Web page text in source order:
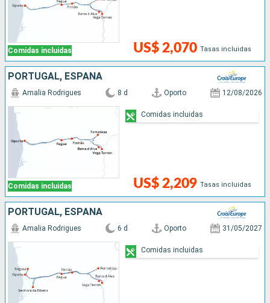
Comidas incluidas US$ 2,070 Tasas incluidas
PORTUGAL, ESPAÑA
Comidas incluidas
Amalia Rodrigues 8 d Oporto 12/08/2026
US$ 2,209 Tasas incluidas
Comidas incluidas
PORTUGAL, ESPAÑA
Amalia Rodrigues 6 d Oporto 31/05/2027
Comidas incluidas